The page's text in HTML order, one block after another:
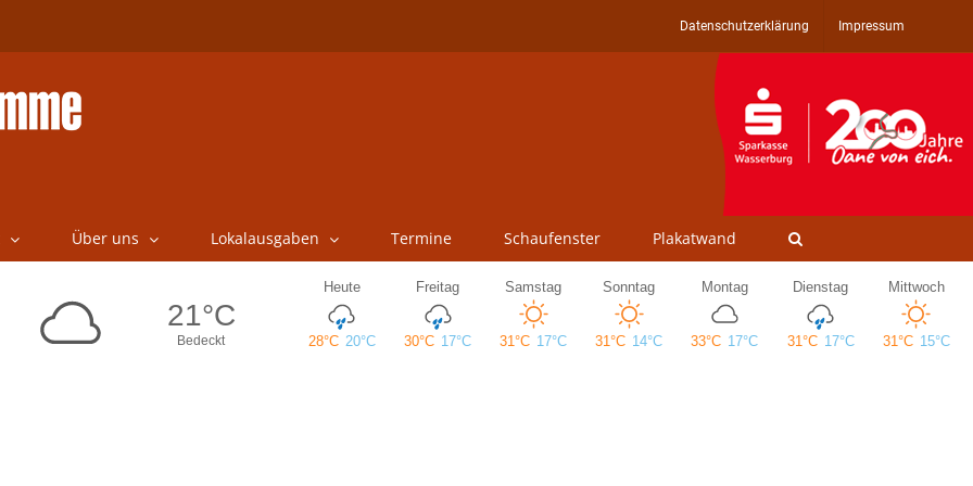
Datenschutzerklärung Impressum
Über uns Lokalausgaben Termine Schaufenster Plakatwand